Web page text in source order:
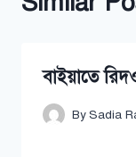
বাইয়াতে
BySadia